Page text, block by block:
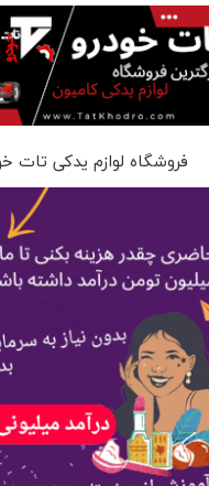
فروشگاه لوازم یدکی تات